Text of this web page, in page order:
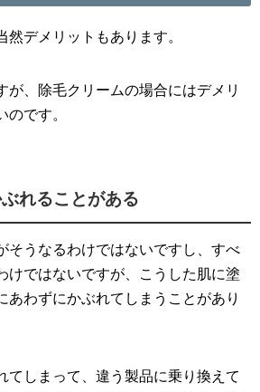
然デメリットもあります。
が、除毛クリームの場合にはデメリ
のです。
れることがある
そうなるわけではないですし、すべ
けではないですが、こうした肌に塗
あわずにかぶれてしまうことがあり
てしまって、違う製品に乗り換えて